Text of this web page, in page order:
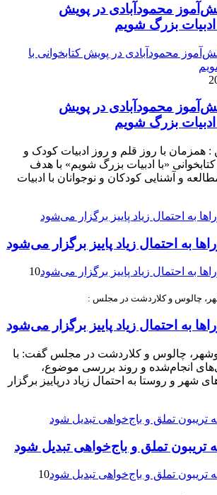
محمودآبادی در پویش
ادبیات بزرگ شویم
محمودآبادی در پویش
ادبیات بزرگ شویم
: همزمان با روز قلم و روز ادبیات کودک و
«با ادبیات بزرگ شویم» با هدف
و آشنایی کودکان و نوجوانان با ادبیات
به احتمال زیاد پاییز برگزار می‌شود
10
چالوس و کلاردشت در مجلس :
به احتمال زیاد پاییز برگزار می‌شود
نوشهر، چالوس و کلاردشت در مجلس گفت: با
انجام‌شده و روند بررسی موضوع،
شهر و روستا به احتمال زیاد درپاییز برگزار
تریبون تملق و باج‌خواهی تبدیل شود
10